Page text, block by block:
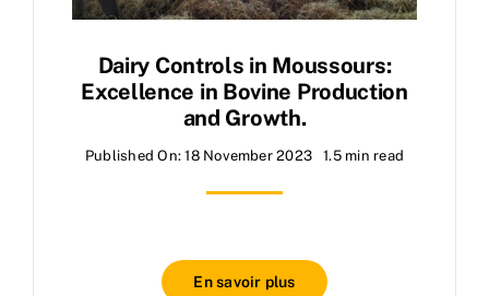
Dairy Controls in Moussours:
Excellence in Bovine Production
and Growth.
Published On: 18 November 2023 1.5 min read
En savoir plus